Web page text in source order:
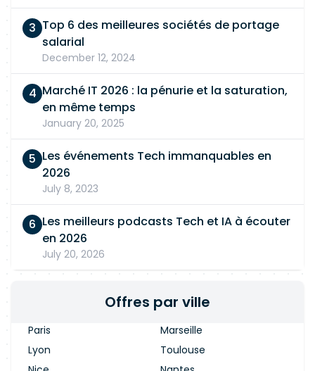
Top 6 des meilleures sociétés de portage
salarial
December 12, 2024
Marché IT 2026 : la pénurie et la saturation,
en même temps
January 20, 2025
Les événements Tech immanquables en
2026
July 8, 2023
Les meilleurs podcasts Tech et IA à écouter
en 2026
July 20, 2026
Offres par ville
Paris
Marseille
Lyon
Toulouse